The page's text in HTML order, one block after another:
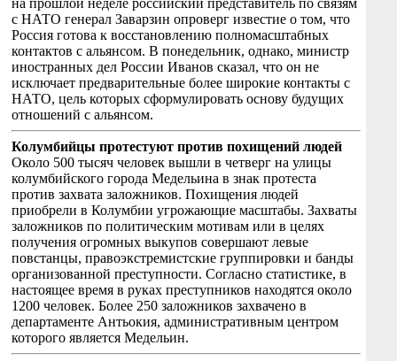
на прошлой неделе российский представитель по связям
с НАТО генерал Заварзин опроверг известие о том, что
Россия готова к восстановлению полномасштабных
контактов с альянсом. В понедельник, однако, министр
иностранных дел России Иванов сказал, что он не
исключает предварительные более широкие контакты с
НАТО, цель которых сформулировать основу будущих
отношений с альянсом.
Колумбийцы протестуют против похищений людей
Около 500 тысяч человек вышли в четверг на улицы
колумбийского города Медельина в знак протеста
против захвата заложников. Похищения людей
приобрели в Колумбии угрожающие масштабы. Захваты
заложников по политическим мотивам или в целях
получения огромных выкупов совершают левые
повстанцы, правоэкстремистские группировки и банды
организованной преступности. Согласно статистике, в
настоящее время в руках преступников находятся около
1200 человек. Более 250 заложников захвачено в
департаменте Антьокия, административным центром
которого является Медельин.